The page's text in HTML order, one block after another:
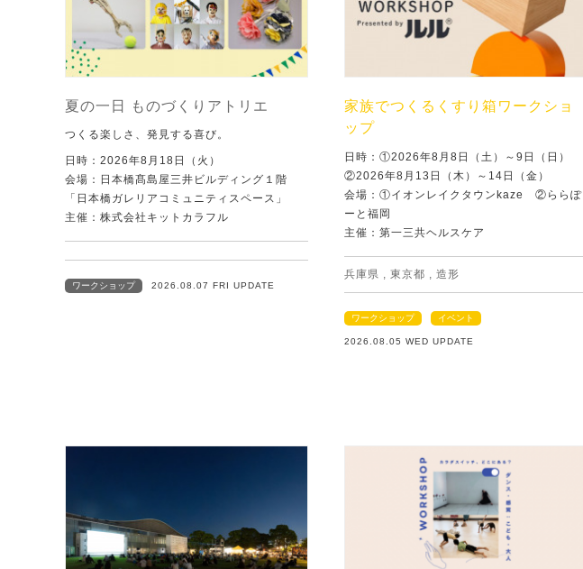
夏の一日 ものづくりアトリエ
つくる楽しさ、発見する喜び。
日時：2026年8月18日（火）
会場：日本橋髙島屋三井ビルディング１階
「日本橋ガレリアコミュニティスペース」
主催：株式会社キットカラフル
ワークショップ 2026.08.07 FRI UPDATE
家族でつくるくすり箱ワークショ
ップ
日時：①2026年8月8日（土）～9日（日）
②2026年8月13日（木）～14日（金）
会場：①イオンレイクタウンkaze ②ららぽ
ーと福岡
主催：第一三共ヘルスケア
兵庫県 , 東京都 , 造形
ワークショップ イベント
2026.08.05 WED UPDATE